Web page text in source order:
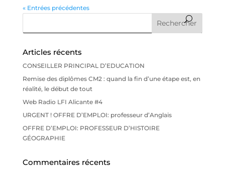
« Entrées précédentes
Articles récents
CONSEILLER PRINCIPAL D’EDUCATION
Remise des diplômes CM2 : quand la fin d’une étape est, en
réalité, le début de tout
Web Radio LFI Alicante #4
URGENT ! OFFRE D’EMPLOI: professeur d’Anglais
OFFRE D’EMPLOI: PROFESSEUR D’HISTOIRE
GÉOGRAPHIE
Commentaires récents